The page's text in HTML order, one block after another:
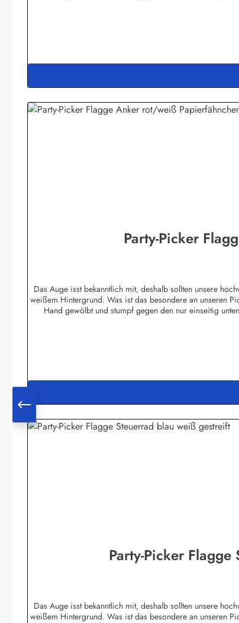
werden. Die Picker werden zu 50
Party-Picker
Das Auge isst bekanntlich mit, deshalb sollten unsere
weißem Hintergrund. Was ist das besondere an unseren
Hand gewölbt und stumpf gegen den nur einseitig
werden. Die Picker werden zu 50
Party-Picker
Das Auge isst bekanntlich mit, deshalb sollten unsere
weißem Hintergrund. Was ist das besondere an unseren